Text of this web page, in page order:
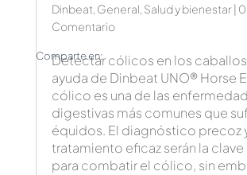
Dinbeat, General, Salud y bienestar| 0
Comentario
Detectar cólicos en los
ayuda de Dinbeat UNO® Horse
cólico es una de las
digestivas más comunes que
équidos. El diagnóstico precoz
tratamiento eficaz serán la
para combatir el cólico, sin
Comparte en: